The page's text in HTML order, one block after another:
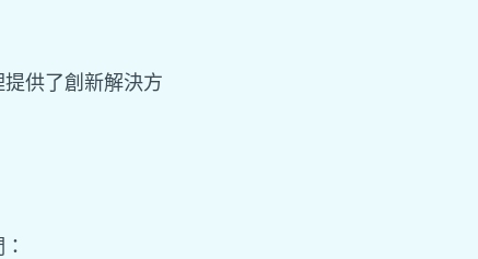
供了創新解決方